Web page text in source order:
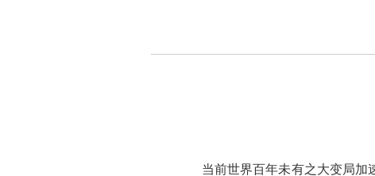
当前世界百年未有之大变局加